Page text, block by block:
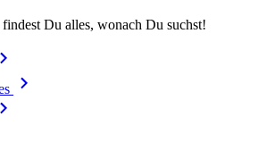
Du alles, wonach Du suchst!